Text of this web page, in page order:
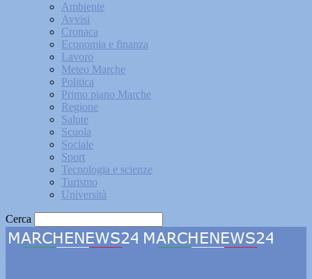
Ambiente
Avvisi
Cronaca
Economia e finanza
Lavoro
Meteo Marche
Politica
Primo piano Marche
Regione
Salute
Scuola
Sociale
Sport
Tecnologia e scienze
Turismo
Università
Cerca